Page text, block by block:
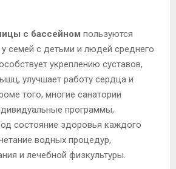
с бассейном пользуются
семей с детьми и людей среднего
укреплению суставов,
улучшает работу сердца и
того, многие санатории
программы,
состояние здоровья каждого
водных процедур,
и лечебной физкультуры.